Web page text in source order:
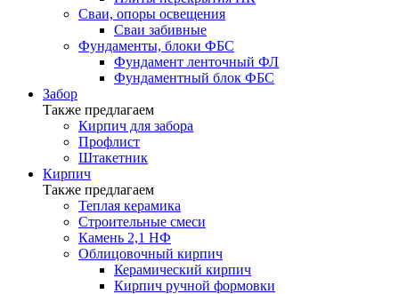
Сваи, опоры освещения
Сваи забивные
Фундаменты, блоки ФБС
Фундамент ленточный ФЛ
Фундаментный блок ФБС
Забор
Также предлагаем
Кирпич для забора
Профлист
Штакетник
Кирпич
Также предлагаем
Теплая керамика
Строительные смеси
Камень 2,1 НФ
Облицовочный кирпич
Керамический кирпич
Кирпич ручной формовки